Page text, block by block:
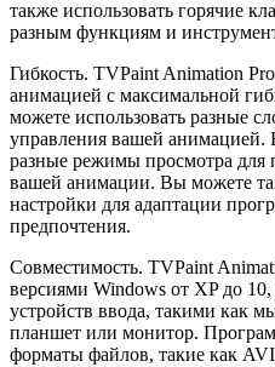
также использовать горячие
разным функциям и
Гибкость. TVPaint Animation
анимацией с максимальной
можете использовать разные
управления вашей анимацией.
разные режимы просмотра для
вашей анимации. Вы можете
настройки для адаптации
предпочтения.
Совместимость. TVPaint
версиями Windows от XP до
устройств ввода, такими как
планшет или монитор.
форматы файлов, такие как